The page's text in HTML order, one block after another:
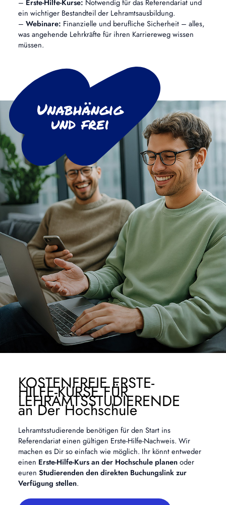
– Erste-Hilfe-Kurse: Notwendig für das Referendariat und
ein wichtiger Bestandteil der Lehramtsausbildung.
– Webinare: Finanzielle und berufliche Sicherheit – alles,
was angehende Lehrkräfte für ihren Karriereweg wissen
müssen.
KOSTENFREIE ERSTE-
HILFE-KURSE FÜR
LEHRAMTSSTUDIERENDE
an Der Hochschule
Lehramtsstudierende benötigen für den Start ins
Referendariat einen gültigen Erste-Hilfe-Nachweis. Wir
machen es Dir so einfach wie möglich. Ihr könnt entweder
einen Erste-Hilfe-Kurs an der Hochschule planenoder
euren Studierenden den direkten Buchungslink zur
Verfügung stellen.